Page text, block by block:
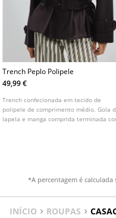
Trench Peplo Polipele
49,99 €
Trench confecionada em tecido de
polipele de comprimento médio. Gola
lapela e manga comprida terminada
*A percentagem é
INÍCIO ROUPAS